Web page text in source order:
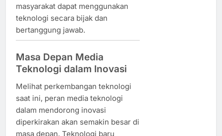
masyarakat dapat menggunakan
teknologi secara bijak dan
bertanggung jawab.
Masa Depan Media
Teknologi dalam Inovasi
Melihat perkembangan teknologi
saat ini, peran media teknologi
dalam mendorong inovasi
diperkirakan akan semakin besar di
masa depan. Teknologi baru